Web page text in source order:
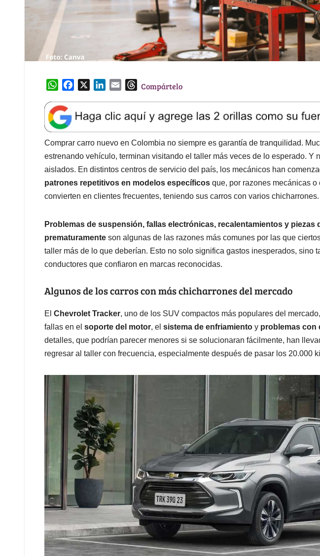
W
a
t
s
A
p
p
e
b
o
o
k
e
d
I
n
l
T
e
a
d
s
Compártelo
Comprar carro nuevo en Colombia no siempre es garantía de tranquilidad.
estrenando vehículo, terminan visitando el taller más veces de lo esperado. Y
aislados. En distintos centros de servicio del país, los mecánicos han
patrones repetitivos en modelos específicos que, por razones mecánicas o
convierten en clientes frecuentes, teniendo sus carros con varios chicharrones.
Problemas de suspensión, fallas electrónicas, recalentamientos y piezas
prematuramente son algunas de las razones más comunes por las que
taller más de lo que deberían. Esto no solo significa gastos inesperados, sino
conductores que confiaron en marcas reconocidas.
Algunos de los carros con más chicharrones del mercado
El Chevrolet Tracker, uno de los SUV compactos más populares del
fallas en el soporte del motor, el sistema de enfriamiento y problemas con
detalles, que podrían parecer menores si se solucionaran fácilmente, han
regresar al taller con frecuencia, especialmente después de pasar los 20.000